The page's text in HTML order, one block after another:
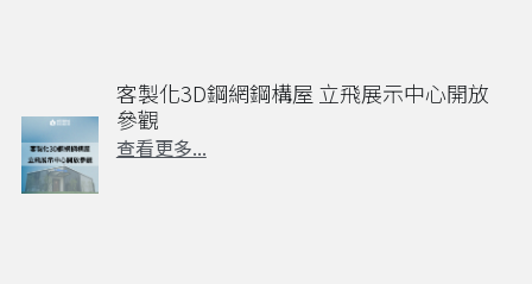
客製化3D鋼網鋼構屋 立飛展示中心開放
參觀
查看更多...